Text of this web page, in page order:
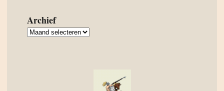
Archief
Archief